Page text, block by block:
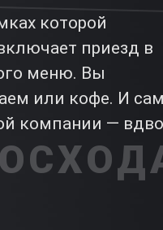
которой
приезд в
меню. Вы
или кофе. И
компании —